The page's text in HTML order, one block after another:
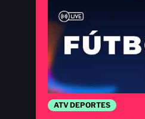
ATV DEPORTES